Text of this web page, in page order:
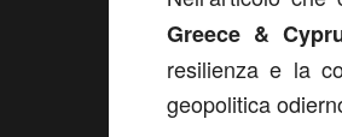
Greece &
resilienza e la
geopolitica